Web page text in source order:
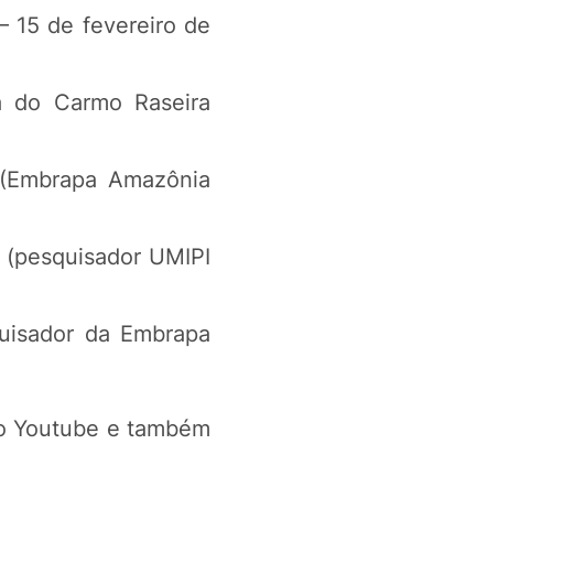
15 de fevereiro de
Carmo Raseira
Amazônia
UMIPI
da Embrapa
Youtube e também